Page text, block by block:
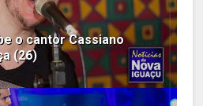
o cantor Cassiano
(26)